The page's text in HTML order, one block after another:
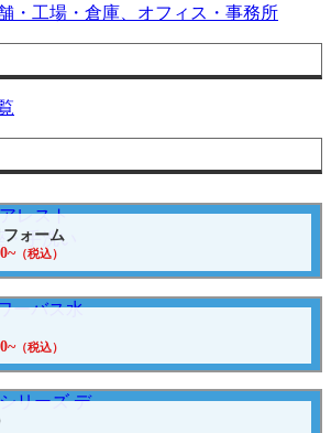
・工場・倉庫、オフィス・事務所
フォーム
（税込）
（税込）